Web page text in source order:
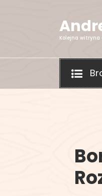
Kolejna witryna